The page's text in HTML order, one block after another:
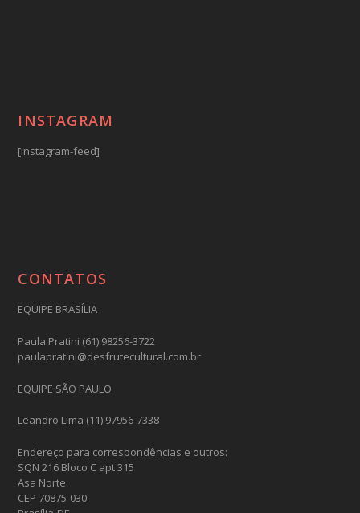
INSTAGRAM
[instagram-feed]
CONTATOS
EQUIPE BRASÍLIA
Paula Pratini (61) 98256-3722
paulapratini@desfrutecultural.com.br
EQUIPE SÃO PAULO
Leandro Lima (11) 97956-7338
Endereço para correspondências e outros:
SQN 216 Bloco C apt 315
Asa Norte
CEP 70875-030